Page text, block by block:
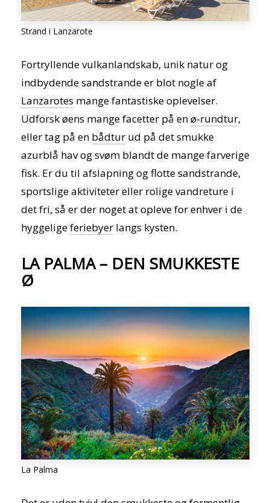
Strand i Lanzarote
Fortryllende vulkanlandskab, unik natur og
indbydende sandstrande er blot nogle af
Lanzarotes mange fantastiske oplevelser.
Udforsk øens mange facetter på enø-rundtur,
eller tag på en bådturud på det smukke
azurblå hav og svøm blandt de mange farverige
fisk. Er du til afslapning og flotte sandstrande,
sportslige aktiviteter eller rolige vandreture i
det fri, så er der noget at opleve for enhver i de
hyggeligeferiebyerlangs kysten.
LA PALMA – DEN SMUKKESTE
Ø
La Palma